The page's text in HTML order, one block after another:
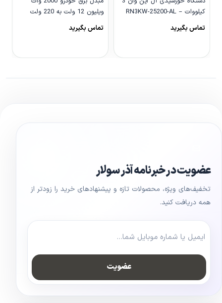
کیلووات – RN3KW-25200-AL
تماس بگیرید
ویلیون 12 ولت به 220 ولت
مدل We-2000LCD
تماس بگیرید
عضویت در خبرنامه آذر سولار
تخفیف‌های ویژه، محصولات تازه و پیشنهادهای خرید را زودتر از
همه دریافت کنید.
عضویت